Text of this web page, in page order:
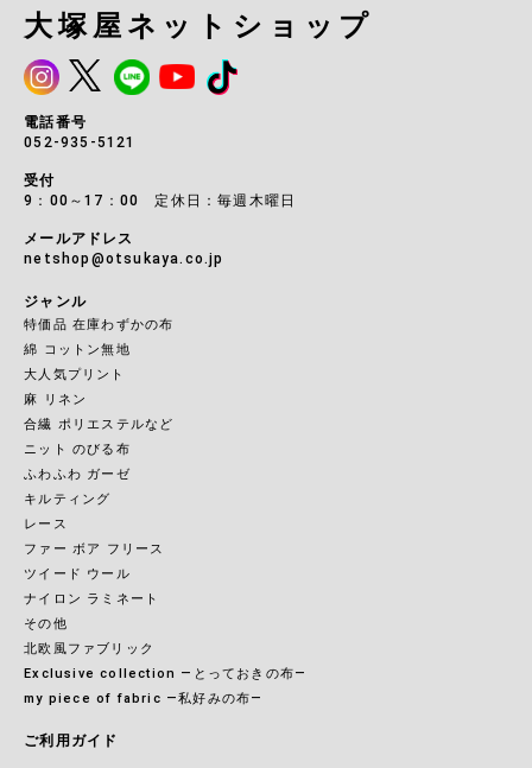
大塚屋ネットショップ
電話番号
052-935-5121
受付
9：00～17：00 定休日：毎週木曜日
メールアドレス
netshop@otsukaya.co.jp
ジャンル
特価品 在庫わずかの布
綿 コットン無地
大人気プリント
麻 リネン
合繊 ポリエステルなど
ニット のびる布
ふわふわ ガーゼ
キルティング
レース
ファー ボア フリース
ツイード ウール
ナイロン ラミネート
その他
北欧風ファブリック
Exclusive collection ―とっておきの布―
my piece of fabric ―私好みの布―
ご利用ガイド